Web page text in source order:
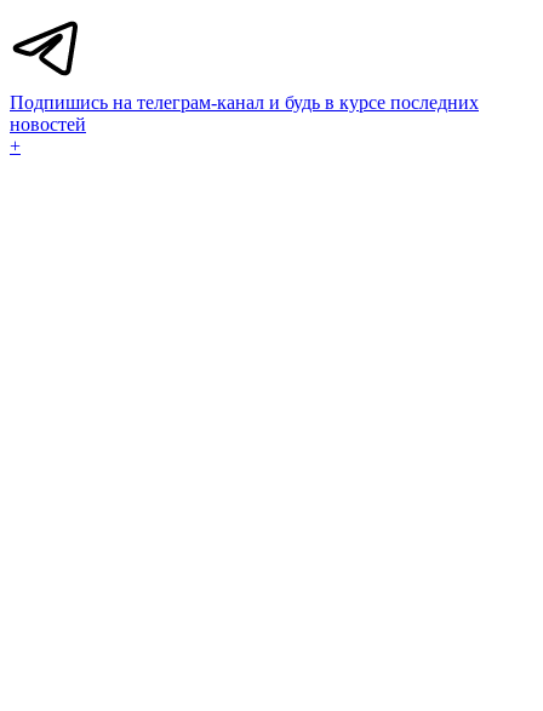
Подпишись на телеграм-канал и будь в курсе последних
новостей
+